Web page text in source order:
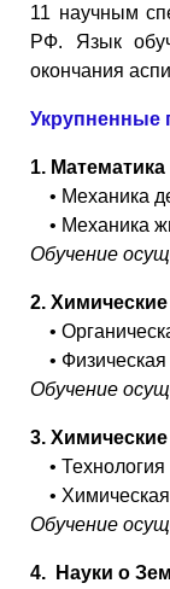
11 научным
РФ. Язык
окончания
Укрупненные
1.
• Механика
• Механика
Обучение
2. Химические
•
•
Обучение
3.
• Технология
• Химическая
Обучение
4. Науки о